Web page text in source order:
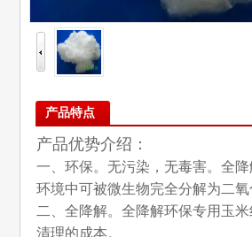
产品特点
产品优势介绍：
一、环保。无污染，无毒害。全
环境中可被微生物完全分解为二
二、全降解。全降解环保专用玉
清理的成本。